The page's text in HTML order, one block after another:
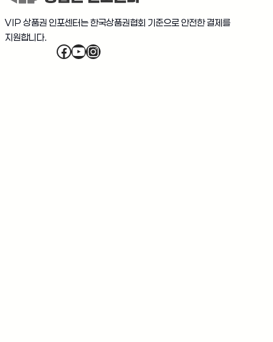
VIP 상품권 인포센터는 한국상품권협회 기준으로 안전한 결제를
지원합니다.
Facebook
YouTube
Instagram